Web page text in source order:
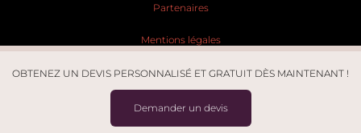
Partenaires
Mentions légales
> Mon compte
OBTENEZ UN DEVIS PERSONNALISÉ ET GRATUIT DÈS MAINTENANT !
Demander un devis